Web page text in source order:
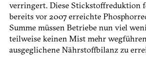
verringert. Diese Stickstoff­reduktion
bereits vor 2007 erreichte
Summe müssen Betriebe nun viel
teilweise keinen Mist mehr
ausgeglichene Nährstoffbilanz zu